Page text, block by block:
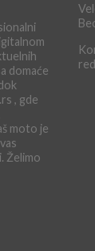
domaće
, gde
moto je
Želimo